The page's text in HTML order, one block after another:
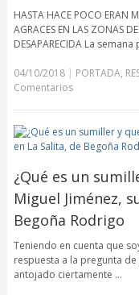
HASTA HACE POCO ERAN
AGRACES EN LAS ZONAS
DESAPARECIDA La
04/10/2018| PORTADA,
Comentarios
¿Qué es un
Miguel Jiménez,
Begoña Rodrigo
Teniendo en cuenta que
respuesta a la pregunta
antojado ciertamente …